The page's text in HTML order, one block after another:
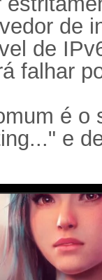
de
de
falhar
é o
e